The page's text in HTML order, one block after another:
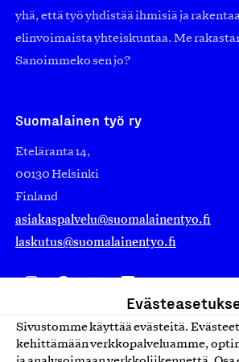
Sivustomme käyttää evästeitä.
kehittämään verkkopalveluamme,
yhä, että työ yhdistää ihmisiä ja
elinvoimaista yhteiskuntaa. Me
Sanoimmeko sen jo?
Suomalainen työ ry
Eteläranta 14,
00130 Helsinki
Finland
asiakaspalvelu@suomalainentyo.fi
laskutus@suomalainentyo.fi
Avainlippu